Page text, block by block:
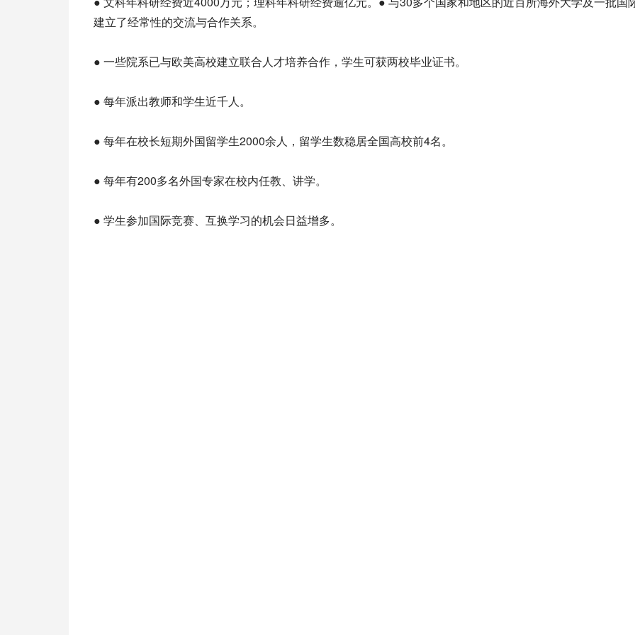
建立了经常性的交流与合作关系。
● 一些院系已与欧美高校建立联合人才培养合作，学生可获两校毕业证书。
● 每年派出教师和学生近千人。
● 每年在校长短期外国留学生2000余人，留学生数稳居全国高校前4名。
● 每年有200多名外国专家在校内任教、讲学。
● 学生参加国际竞赛、互换学习的机会日益增多。